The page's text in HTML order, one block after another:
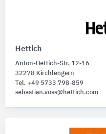
Schließzylinder
Hettich
Anton-Hettich-Str. 12-16
32278 Kirchlengern
Tel. +49 5733 798-859
sebastian.voss@hettich.com